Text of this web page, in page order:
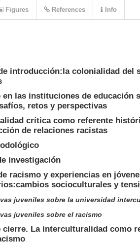
introducción:la colonialidad del
en las instituciones de educación
retos y perspectivas
crítica como referente
de relaciones racistas
investigación
racismo y experiencias en
socioculturales y
juveniles sobre la universidad
juveniles sobre el racismo
cierre. La interculturalidad como
Figures References Info